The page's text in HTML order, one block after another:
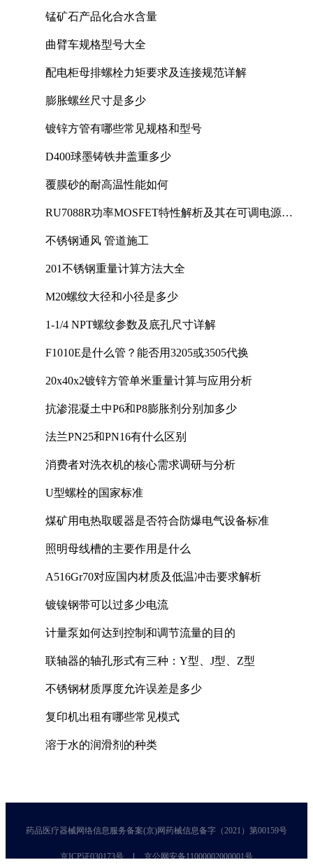
锰矿石产品化合水含量
曲臂车规格型号大全
配电柜母排螺栓力矩要求及连接规范详解
膨胀螺丝尺寸是多少
镀锌方管有哪些常见规格和型号
D400球墨铸铁井盖重多少
覆膜砂的耐高温性能如何
RU7088R功率MOSFET特性解析及其在可调电源设
不锈钢通风 管道施工
201不锈钢重量计算方法大全
M20螺纹大径和小径是多少
1-1/4 NPT螺纹参数及底孔尺寸详解
F1010E是什么管？能否用3205或3505代换
20x40x2镀锌方管单米重量计算与应用分析
抗渗混凝土中P6和P8膨胀剂分别加多少
法兰PN25和PN16有什么区别
消费者对洗衣机的核心需求调研与分析
U型螺栓的国家标准
煤矿用电热取暖器是否符合防爆电气设备标准
照明母线槽的主要作用是什么
A516Gr70对应国内材质及低温冲击要求解析
镀镍钢带可以过多少电流
计量泵如何达到控制和调节流量的目的
联轴器的轴孔形式有三种：Y型、J型、Z型
不锈钢材质厚度允许误差是多少
复印机出租有哪些常见模式
溶于水的润滑剂的种类
药品医疗器械网络信息服务备案(京)网药械信息备字（2021）第00159号
京ICP证030173号 京公网安备11000002000001号